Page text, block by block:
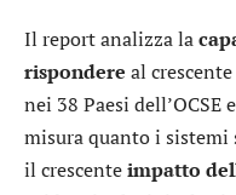
Il report analizza la
rispondere al
nei 38 Paesi
misura quanto i sistemi
il crescenteimpatto